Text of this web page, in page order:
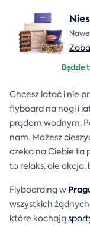
Będzie
Chcesz latać i nie
flyboard na nogi i
prądom wodnym.
nam. Możesz
czeka na Ciebie ta
to relaks, ale akcja,
Flyboarding w
wszystkich
które kochają